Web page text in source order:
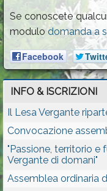
Calendario
Se conoscete
modulodomanda a
Facebook
INFO & ISCRIZIONI
Il Lesa Vergante
Convocazione
"Passione, territorio e
Vergante di domani"
Assemblea ordinaria